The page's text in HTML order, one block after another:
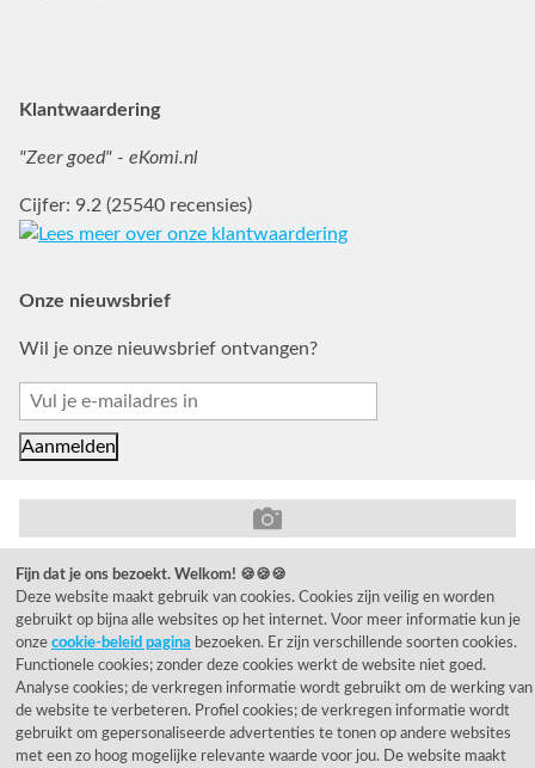
Klantwaardering
"Zeer goed" - eKomi.nl
Cijfer: 9.2 (25540 recensies)
Onze nieuwsbrief
Wil je onze nieuwsbrief ontvangen?
© 1955 - 2026 Rietveld Licht B.V.
Fijn dat je ons bezoekt. Welkom! 🍪🍪🍪
Deze website maakt gebruik van cookies. Cookies zijn veilig en worden
gebruikt op bijna alle websites op het internet. Voor meer informatie kun je
onze cookie-beleid pagina bezoeken. Er zijn verschillende soorten cookies.
Functionele cookies; zonder deze cookies werkt de website niet goed.
Analyse cookies; de verkregen informatie wordt gebruikt om de werking van
de website te verbeteren. Profiel cookies; de verkregen informatie wordt
gebruikt om gepersonaliseerde advertenties te tonen op andere websites
met een zo hoog mogelijke relevante waarde voor jou. De website maakt